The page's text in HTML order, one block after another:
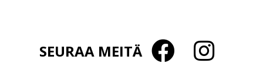
SEURAA MEITÄ